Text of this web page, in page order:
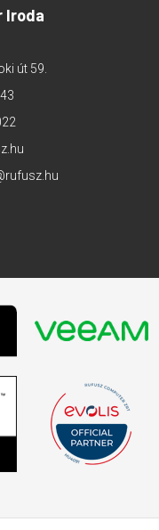
Iroda
út 59.